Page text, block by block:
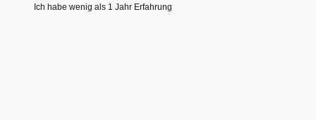
Ich habe wenig als 1 Jahr Erfahrung